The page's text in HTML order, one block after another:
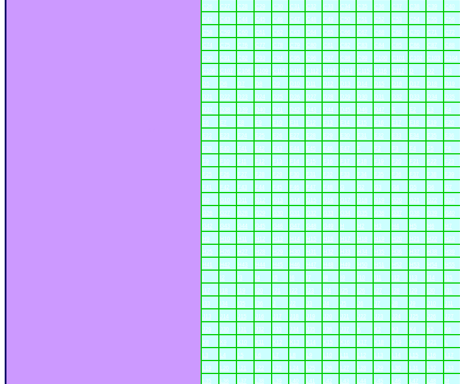
C26 C27 C28 C29 C30 C31 C32 C33 C34 C35 C36 C37 C38 C39 C40
C42 C43 C44 C45 C46 C47 C48 C49 C50 C51 C52 C53 C54 C55 C56
C58 C59 C60 C61 C62 C63 C64 C65 C66 C67 C68 C69 C70 C71 C72
C74 C75 C76 C77 C78 C79 C80 C81 C82 C83 C84 C85 C86 C87 C88
C90 C91 C92 C93 C94 C95 C96 C97 C98 C99 C100 C101 C102 C103 C104
C106 C107 C108 C109 C110 C111 C112 C113 C114 C115 C116 C117 D D2 D3
D5 D6 D7 D8 D9 D10 D11 D12 D13 D14 D15 D16 D17 D18 D19
D21 D22 D23 D24 D25 D26 D27 D28 D29 D30 D31 D32 D33 D34 D35
D37 D38 D39 D40 D41 D42 D43 D44 D45 D46 D47 E E2 E3 E4
E6 E7 E8 E9 E10 E11 E12 E13 E14 E15 E16 E17 E18 E19 E20
E22 E23 E24 E25 E26 E27 E28 E29 E30 E31 E32 E33 E34 E35 E36
E39 E40 E41 E42 E43 E44 E45 E46 E47 F F2 F3 F4 F5 F6
F9 F10 F11 F12 F13 F14 F15 F16 F17 F18 F19 F20 F21 F22 F23
F25 F26 F27 F28 F29 F30 F31 F32 F33 F34 F35 F36 F37 F38 F39
F41 F42 F43 F44 F45 F46 F47 F48 G G2 G3 G4 G5 G6 G7
G9 G10 G11 G12 G13 G14 G15 G16 G17 G18 G19 G20 G21 G22 G23
G26 G27 G28 G29 G30 G31 G32 G33 G34 G35 G36 G37 G38 G39 G40
G42 G43 G44 G45 G46 G47 G48 G49 H H2 H3 H4 H5 H6 H7
H9 H10 H11 H12 H13 H14 H15 H16 H17 H18 H19 H20 H21 H22 H23
H25 H26 H27 H28 H29 H30 H31 H32 H33 H34 H35 H36 H37 H38 H39
H41 H42 H43 H44 H45 H46 H47 H48 H49 H50 H51 H52 H53 H54 H55
I2 I3 I4 I5 I6 I7 I8 I9 I10 I11 I12 I13 I14 I15
I17 I18 I19 I20 I21 I22 I23 I24 I25 I26 I27 I28 I29 I30 I31
I33 I34 I35 I36 J J2 J3 J4 J5 J6 J7 J8 J9 J10 J11
J13 J14 J15 J16 J17 J18 J19 J20 J21 J22 J23 J24 J25 J26 J27
J29 J30 J31 J32 J33 J34 J35 J36 J37 K K2 K3 K4 K5 K6
K8 K9 K10 K11 K12 K13 K14 K15 K16 K17 K18 K19 K20 K21 L
L3 L4 L5 L6 L7 L8 L9 L10 L11 L12 L13 L14 L15 L16 L17
L19 L20 L21 L22 L23 L24 L25 L26 L27 L28 L29 L30 L31 L32 L33
L35 L36 L37 L38 L39 L40 L41 L42 L43 L44 L45 L46 L47 L48 M